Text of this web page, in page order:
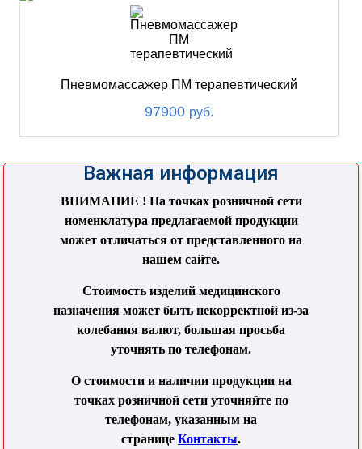
Пневмомассажер ПМ терапевтический
97900 руб.
Важная информация
ВНИМАНИЕ ! На точках розничной сети
номенклатура предлагаемой продукции
может отличаться от представленного на
нашем сайте.
Стоимость изделий медицинского
назначения может быть некорректной из-за
колебания валют, большая просьба
уточнять по телефонам.
О стоимости и наличии продукции на
точках розничной сети уточняйте по
телефонам, указанным на
странице Контакты.